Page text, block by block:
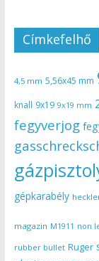
Címkefelhő
4,5 mm 5,56x45 mm
knall 9x19 9x19 mm
fegyverjog
gépkarabély
magazin M1911 non
rubber bullet Ruger